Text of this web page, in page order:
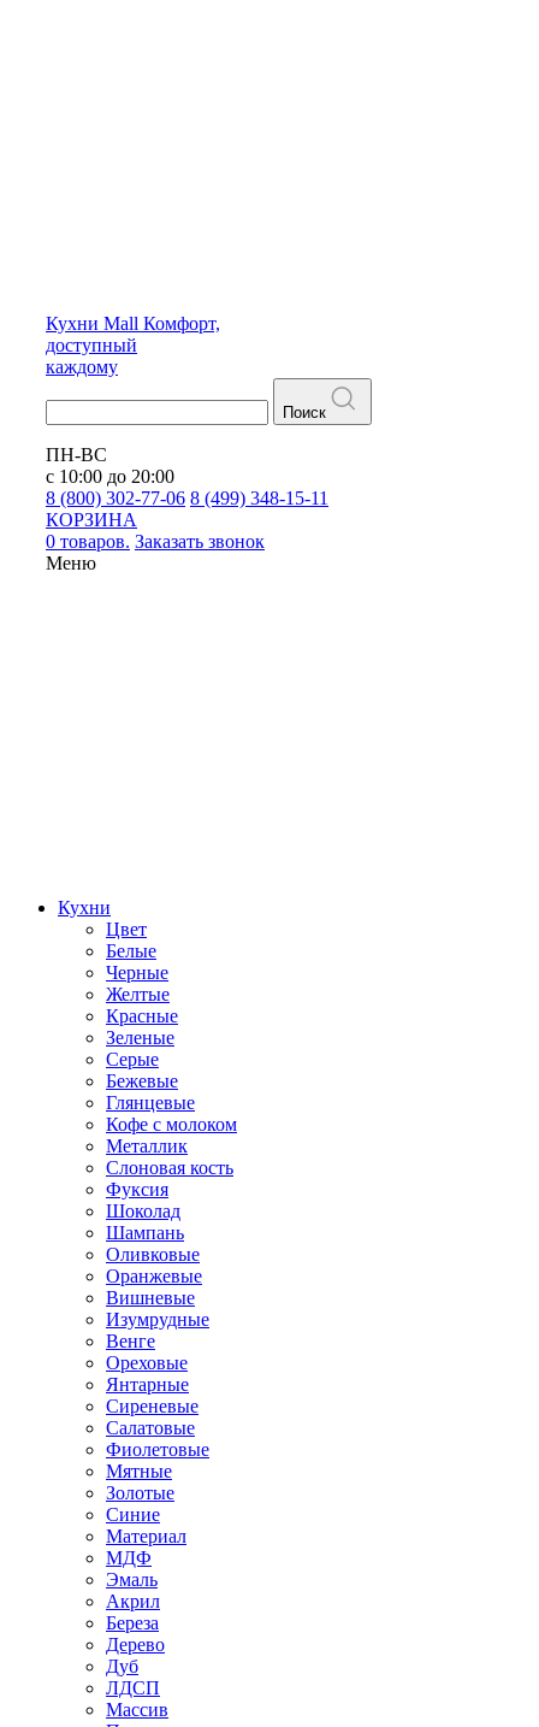
Кухни Mall Комфорт,
доступный
каждому
Поиск
ПН-ВС
с 10:00 до 20:00
8 (800) 302-77-06 8 (499) 348-15-11
КОРЗИНА
0 товаров. Заказать звонок
Меню
Кухни
Цвет
Белые
Черные
Желтые
Красные
Зеленые
Серые
Бежевые
Глянцевые
Кофе с молоком
Металлик
Слоновая кость
Фуксия
Шоколад
Шампань
Оливковые
Оранжевые
Вишневые
Изумрудные
Венге
Ореховые
Янтарные
Сиреневые
Салатовые
Фиолетовые
Мятные
Золотые
Синие
Материал
МДФ
Эмаль
Акрил
Береза
Дерево
Дуб
ЛДСП
Массив